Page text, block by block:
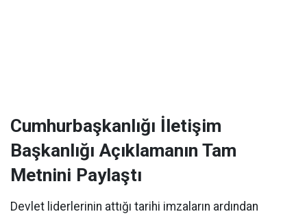
Cumhurbaşkanlığı İletişim
Başkanlığı Açıklamanın Tam
Metnini Paylaştı
Devlet liderlerinin attığı tarihi imzaların ardından